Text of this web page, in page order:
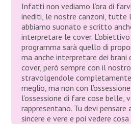
Infatti non vediamo l’ora di
inediti, le nostre canzoni, tutte
abbiamo suonato e scritto
interpretare le cover.
programma sarà quello di
ma anche interpretare dei brani
cover, però sempre con il
stravolgendole
meglio, ma non con
l’ossessione di fare cose belle,
rappresentano. Tu devi pensare
sincere e vere e poi vedere cosa